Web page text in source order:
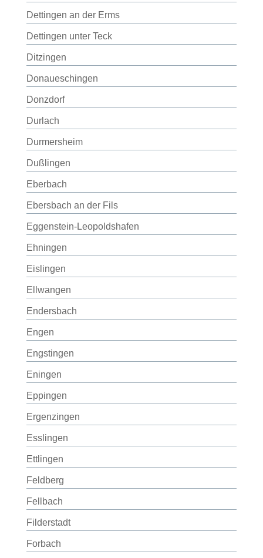
Dettingen an der Erms
Dettingen unter Teck
Ditzingen
Donaueschingen
Donzdorf
Durlach
Durmersheim
Dußlingen
Eberbach
Ebersbach an der Fils
Eggenstein-Leopoldshafen
Ehningen
Eislingen
Ellwangen
Endersbach
Engen
Engstingen
Eningen
Eppingen
Ergenzingen
Esslingen
Ettlingen
Feldberg
Fellbach
Filderstadt
Forbach